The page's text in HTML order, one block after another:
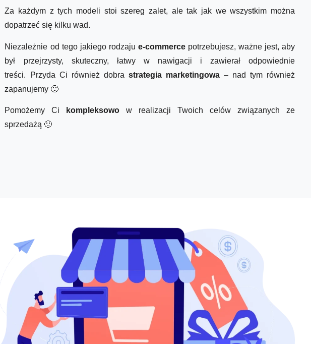
Za każdym z tych modeli stoi szereg zalet, ale tak jak we wszystkim można
dopatrzeć się kilku wad.
Niezależnie od tego jakiego rodzaju e-commercepotrzebujesz, ważne jest, aby
był przejrzysty, skuteczny, łatwy w nawigacji i zawierał odpowiednie
treści.
Przyda Ci również dobra strategia marketingowa– nad tym również
zapanujemy 🙂
Pomożemy Ci kompleksowo w realizacji Twoich celów związanych ze
sprzedażą 🙂